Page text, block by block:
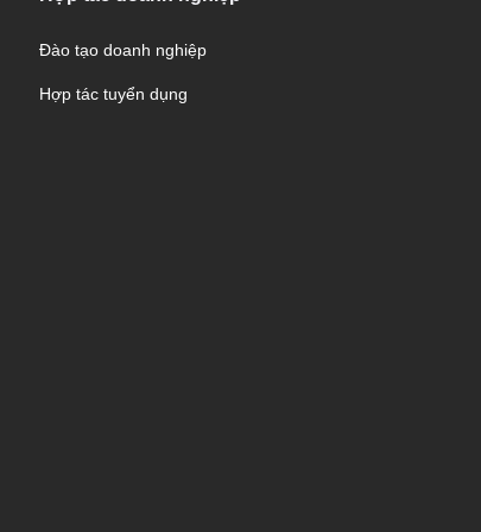
Đào tạo doanh nghiệp
Hợp tác tuyển dụng